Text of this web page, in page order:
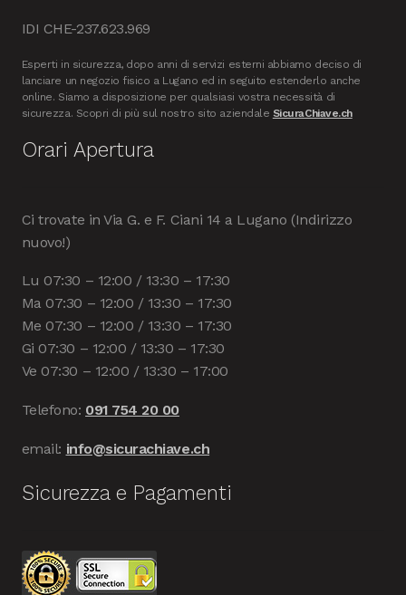
IDI CHE-237.623.969
Esperti in sicurezza, dopo anni di servizi esterni abbiamo deciso di
lanciare un negozio fisico a Lugano ed in seguito estenderlo anche
online. Siamo a disposizione per qualsiasi vostra necessità di
sicurezza. Scopri di più sul nostro sito aziendale SicuraChiave.ch
Orari Apertura
Ci trovate in Via G. e F. Ciani 14 a Lugano (Indirizzo
nuovo!)
Lu 07:30 – 12:00 / 13:30 – 17:30
Ma 07:30 – 12:00 / 13:30 – 17:30
Me 07:30 – 12:00 / 13:30 – 17:30
Gi 07:30 – 12:00 / 13:30 – 17:30
Ve 07:30 – 12:00 / 13:30 – 17:00
Telefono: 091 754 20 00
email: info@sicurachiave.ch
Sicurezza e Pagamenti